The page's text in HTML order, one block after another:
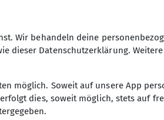
Wir behandeln deine
dieser Datenschutzerklärung.
möglich. Soweit auf unsere App
dies, soweit möglich, stets auf